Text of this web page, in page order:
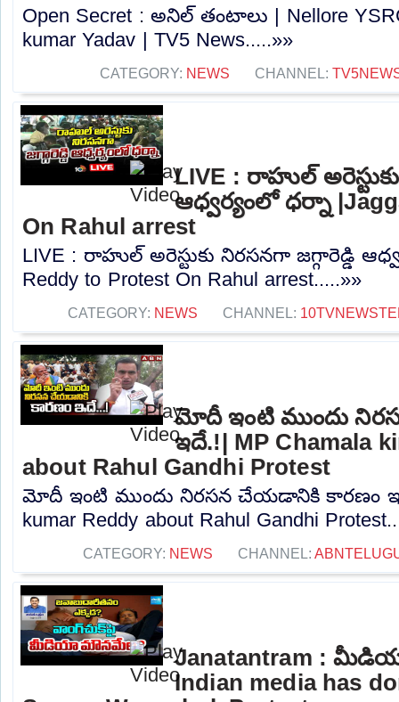
Open Secret : అనిల్ తంటాలు | Nellore
kumar Yadav | TV5 News.....»»
CATEGORY: NEWS CHANNEL:
LIVE : రాహుల్
ఆధ్వర్యంలో ధర్నా
On Rahul arrest
LIVE : రాహుల్ అరెస్టుకు నిరసనగా జగ్గారెడ్డి
Reddy to Protest On Rahul arrest.....»»
CATEGORY: NEWS CHANNEL:
మోదీ ఇంటి ముందు
ఇదే.!| MP Chamala
about Rahul Gandhi Protest
మోదీ ఇంటి ముందు నిరసన చేయడానికి కారణం
kumar Reddy about Rahul Gandhi
CATEGORY: NEWS CHANNEL:
Janatantram :
Indian media has